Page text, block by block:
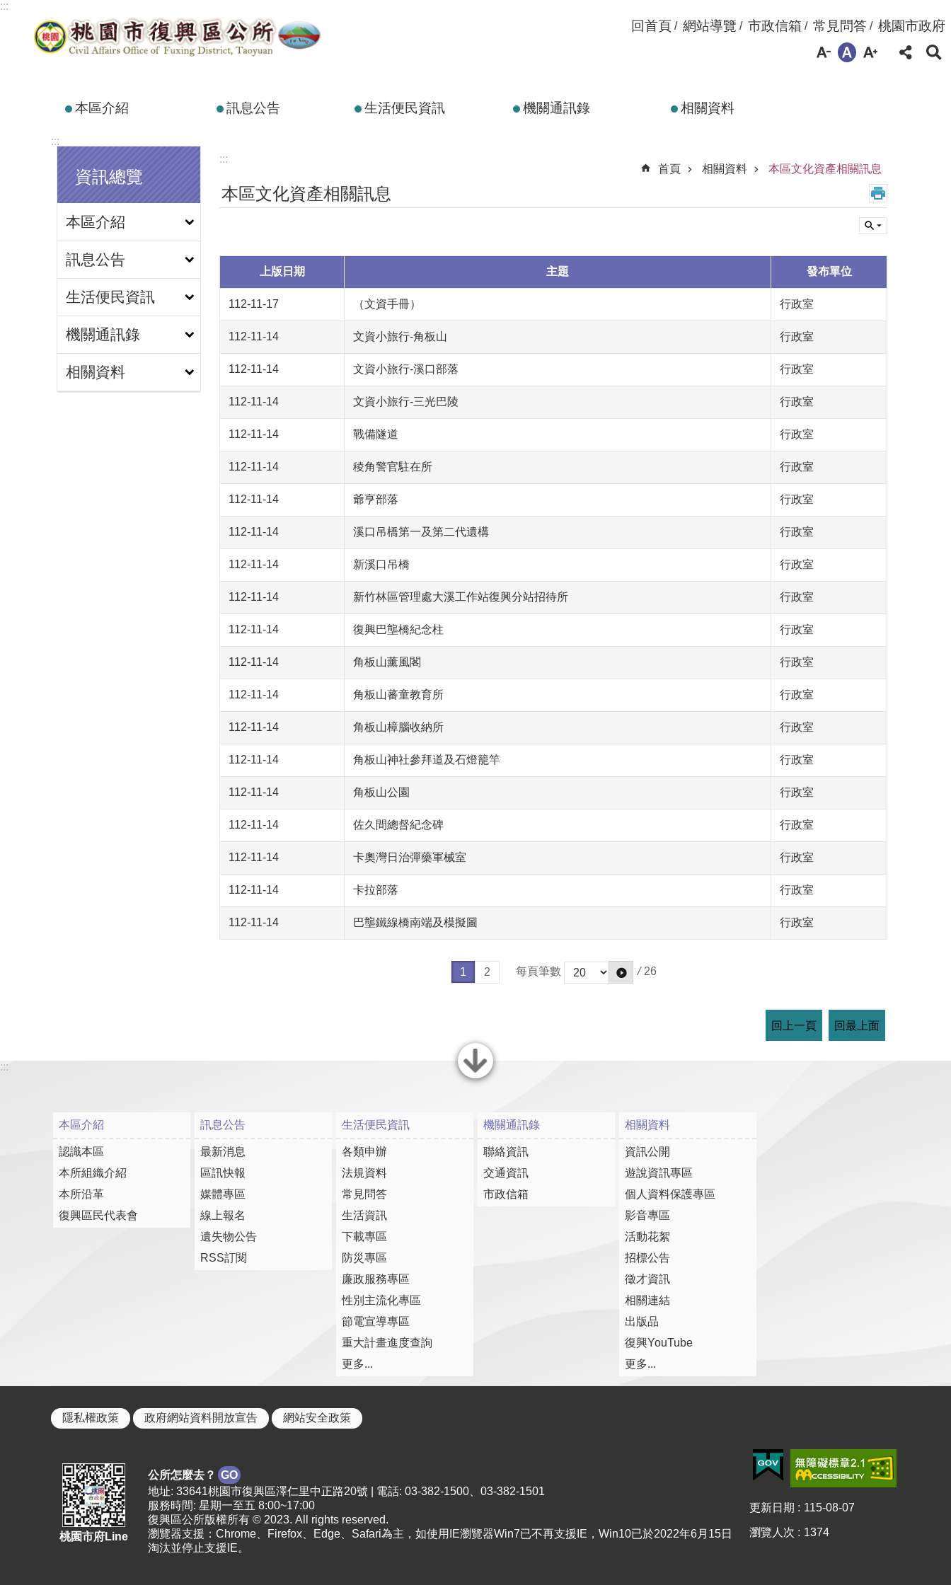
跳到主要內容區塊
:::
回首頁 網站導覽 市政信箱 常見問答 桃園市政府
本區介紹 訊息公告 生活便民資訊 機關通訊錄 相關資料
:::
資訊總覽
本區介紹
訊息公告
生活便民資訊
機關通訊錄
相關資料
:::
首頁
相關資料 本區文化資產相關訊息
本區文化資產相關訊息
上版日期 主題 發布單位
112-11-17 （文資手冊） 行政室
112-11-14 文資小旅行-角板山 行政室
112-11-14 文資小旅行-溪口部落 行政室
112-11-14 文資小旅行-三光巴陵 行政室
112-11-14 戰備隧道 行政室
112-11-14 稜角警官駐在所 行政室
112-11-14 爺亨部落 行政室
112-11-14 溪口吊橋第一及第二代遺構 行政室
112-11-14 新溪口吊橋 行政室
112-11-14 新竹林區管理處大溪工作站復興分站招待所 行政室
112-11-14 復興巴壟橋紀念柱 行政室
112-11-14 角板山薰風閣 行政室
112-11-14 角板山蕃童教育所 行政室
112-11-14 角板山樟腦收納所 行政室
112-11-14 角板山神社參拜道及石燈籠竿 行政室
112-11-14 角板山公園 行政室
112-11-14 佐久間總督紀念碑 行政室
112-11-14 卡奧灣日治彈藥軍械室 行政室
112-11-14 卡拉部落 行政室
112-11-14 巴壟鐵線橋南端及模擬圖 行政室
1 2 每頁筆數 / 26
回上一頁 回最上面
關閉
:::
本區介紹
認識本區
本所組織介紹
本所沿革
復興區民代表會
訊息公告
最新消息
區訊快報
媒體專區
線上報名
遺失物公告
RSS訂閱
生活便民資訊
各類申辦
法規資料
常見問答
生活資訊
下載專區
防災專區
廉政服務專區
性別主流化專區
節電宣導專區
重大計畫進度查詢
更多...
機關通訊錄
聯絡資訊
交通資訊
市政信箱
相關資料
資訊公開
遊說資訊專區
個人資料保護專區
影音專區
活動花絮
招標公告
徵才資訊
相關連結
出版品
復興YouTube
更多...
隱私權政策 政府網站資料開放宣告 網站安全政策
桃園市府Line
公所怎麼去？
GO
地址: 33641桃園市復興區澤仁里中正路20號 | 電話: 03-382-1500、03-382-1501
服務時間: 星期一至五 8:00~17:00
復興區公所版權所有 © 2023. All rights reserved.
瀏覽器支援：Chrome、Firefox、Edge、Safari為主，如使用IE瀏覽器Win7已不再支援IE，Win10已於2022年6月15日
淘汰並停止支援IE。
更新日期 115-08-07
瀏覽人次 1374